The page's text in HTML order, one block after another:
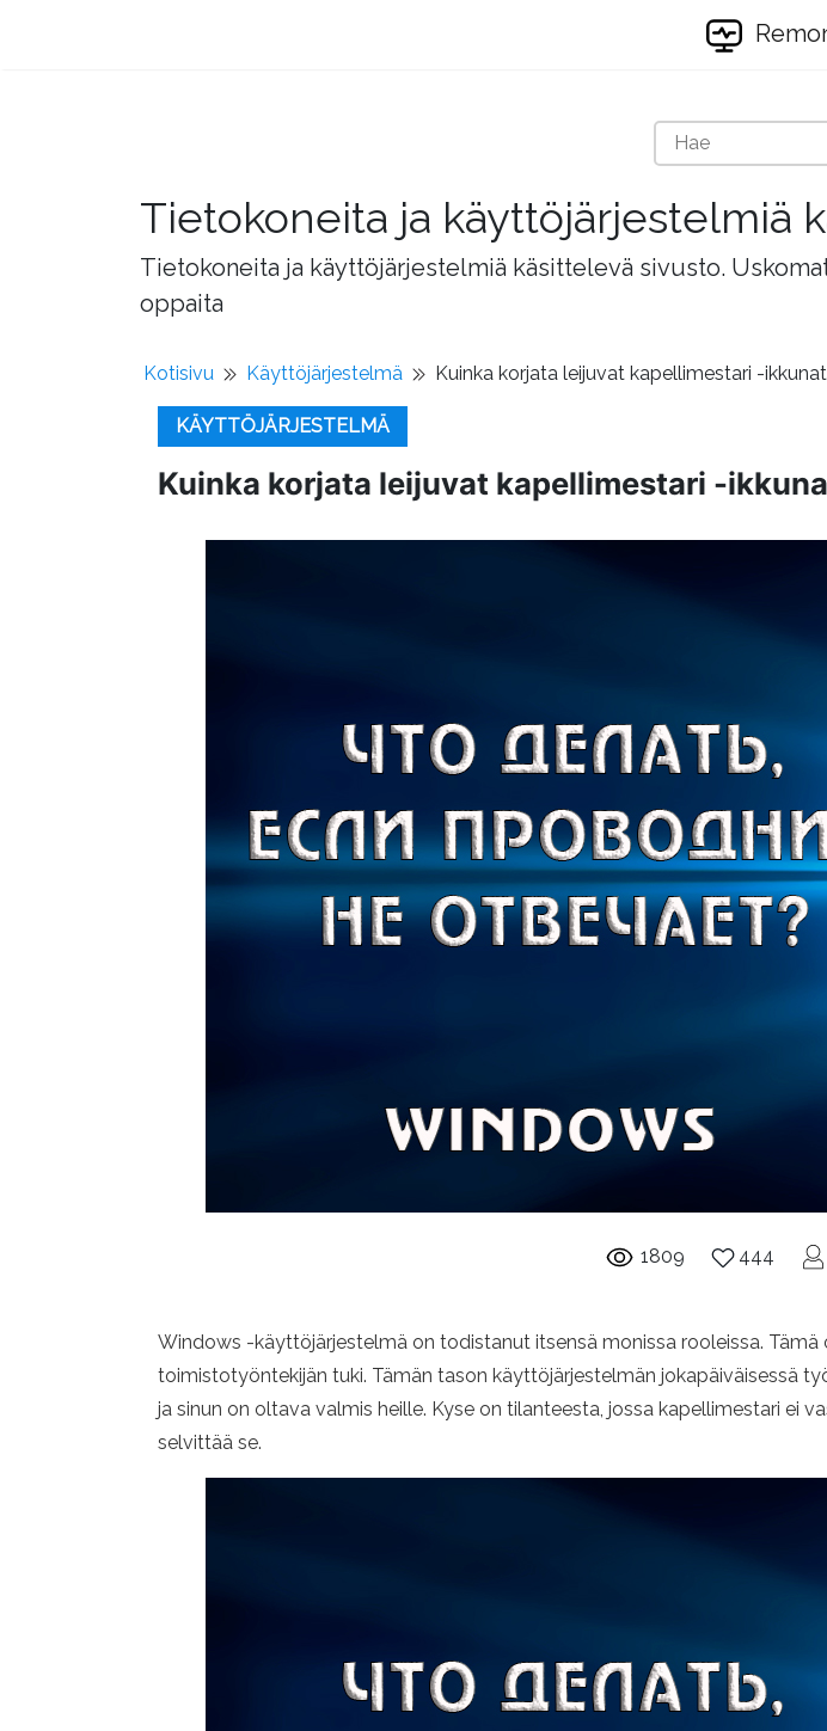
Tietokoneita ja käyttöjärjestelmiä
Tietokoneita ja käyttöjärjestelmiä käsittelevä sivusto.
oppaita
Kotisivu Käyttöjärjestelmä Kuinka korjata leijuvat kapellimestari -ikkunat
KÄYTTÖJÄRJESTELMÄ
Kuinka korjata leijuvat kapellimestari -
1809 444
Windows -käyttöjärjestelmä on todistanut itsensä monissa rooleissa.
toimistotyöntekijän tuki. Tämän tason käyttöjärjestelmän jokapäiväisessä
ja sinun on oltava valmis heille. Kyse on tilanteesta, jossa kapellimestari ei
selvittää se.